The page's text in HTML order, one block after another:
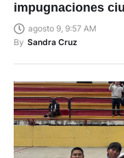
impugnaciones
agosto 9, 9:57 AM
By Sandra Cruz